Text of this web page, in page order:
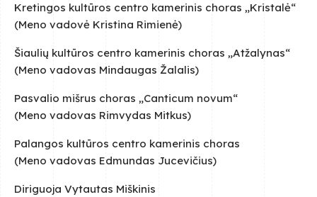
Kretingos kultūros centro kamerinis choras „Kristalė“
(Meno vadovė Kristina Rimienė)
Šiaulių kultūros centro kamerinis choras „Atžalynas“
(Meno vadovas Mindaugas Žalalis)
Pasvalio mišrus choras „Canticum novum“
(Meno vadovas Rimvydas Mitkus)
Palangos kultūros centro kamerinis choras
(Meno vadovas Edmundas Jucevičius)
Diriguoja Vytautas Miškinis